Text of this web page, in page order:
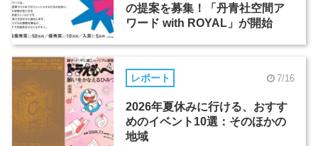
の提案を募集！「丹青社空間ア
ワード with ROYAL」が開始
レポート 7/16
2026年夏休みに行ける、おすす
めのイベント10選：そのほかの
地域